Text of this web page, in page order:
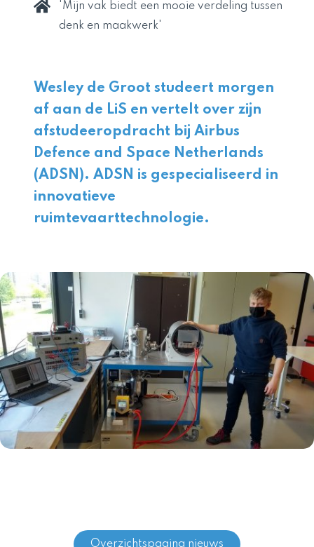
'Mijn vak biedt een mooie verdeling tussen
denk en maakwerk'
Wesley de Groot studeert morgen
af aan de LiS en vertelt over zijn
afstudeeropdracht bij Airbus
Defence and Space Netherlands
(ADSN). ADSN is gespecialiseerd in
innovatieve
ruimtevaarttechnologie.
Overzichtspagina nieuws